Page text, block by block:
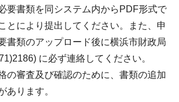
要書類を同システム内からPDF形式で
とにより提出してください。また、申
書類のアップロード後に横浜市財政局
に必ず連絡してください。
の審査及び確認のために、書類の追加
あります。